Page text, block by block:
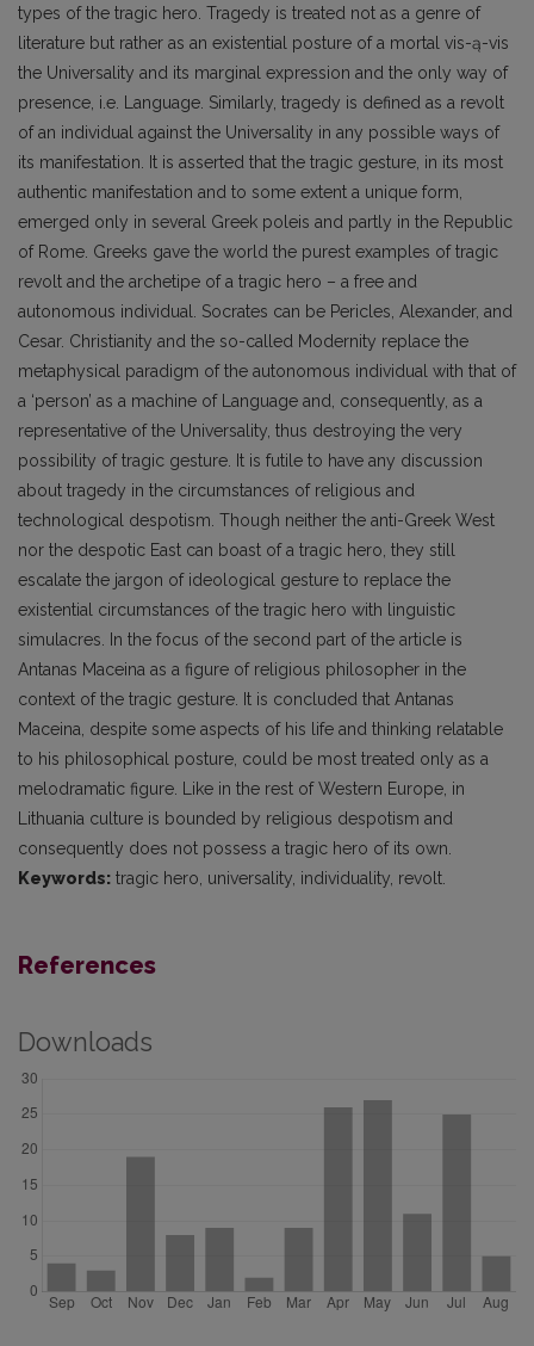
types of the tragic hero. Tragedy is treated not as a genre of
literature but rather as an existential posture of a mortal vis-ą-vis
the Universality and its marginal expression and the only way of
presence, i.e. Language. Similarly, tragedy is defined as a revolt
of an individual against the Universality in any possible ways of
its manifestation. It is asserted that the tragic gesture, in its most
authentic manifestation and to some extent a unique form,
emerged only in several Greek poleis and partly in the Republic
of Rome. Greeks gave the world the purest examples of tragic
revolt and the archetipe of a tragic hero – a free and
autonomous individual. Socrates can be Pericles, Alexander, and
Cesar. Christianity and the so-called Modernity replace the
metaphysical paradigm of the autonomous individual with that of
a ‘person’ as a machine of Language and, consequently, as a
representative of the Universality, thus destroying the very
possibility of tragic gesture. It is futile to have any discussion
about tragedy in the circumstances of religious and
technological despotism. Though neither the anti-Greek West
nor the despotic East can boast of a tragic hero, they still
escalate the jargon of ideological gesture to replace the
existential circumstances of the tragic hero with linguistic
simulacres. In the focus of the second part of the article is
Antanas Maceina as a figure of religious philosopher in the
context of the tragic gesture. It is concluded that Antanas
Maceina, despite some aspects of his life and thinking relatable
to his philosophical posture, could be most treated only as a
melodramatic figure. Like in the rest of Western Europe, in
Lithuania culture is bounded by religious despotism and
consequently does not possess a tragic hero of its own.
Keywords: tragic hero, universality, individuality, revolt.
References
Downloads